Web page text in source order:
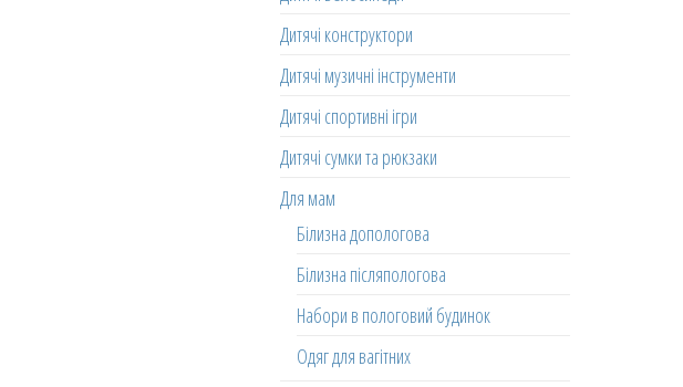
Дитячі конструктори
Дитячі музичні інструменти
Дитячі спортивні ігри
Дитячі сумки та рюкзаки
Для мам
Білизна допологова
Білизна післяпологова
Набори в пологовий будинок
Одяг для вагітних